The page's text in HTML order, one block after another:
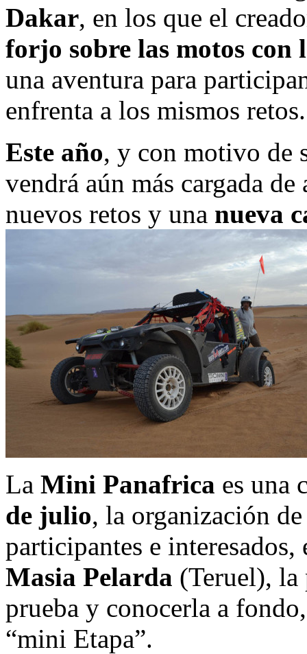
Dakar, en los que el
forjo sobre las motos con
una aventura para
enfrenta a los mismos retos.
Este año, y con motivo de
vendrá aún más cargada
nuevos retos y una nueva
La Mini Panafrica es una
de julio, la organización
participantes e interesados,
Masia Pelarda (Teruel), la
prueba y conocerla a
“mini Etapa”.